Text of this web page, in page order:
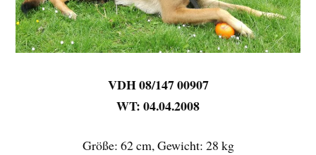
VDH 08/147 00907
WT: 04.04.2008
Größe: 62 cm, Gewicht: 28 kg